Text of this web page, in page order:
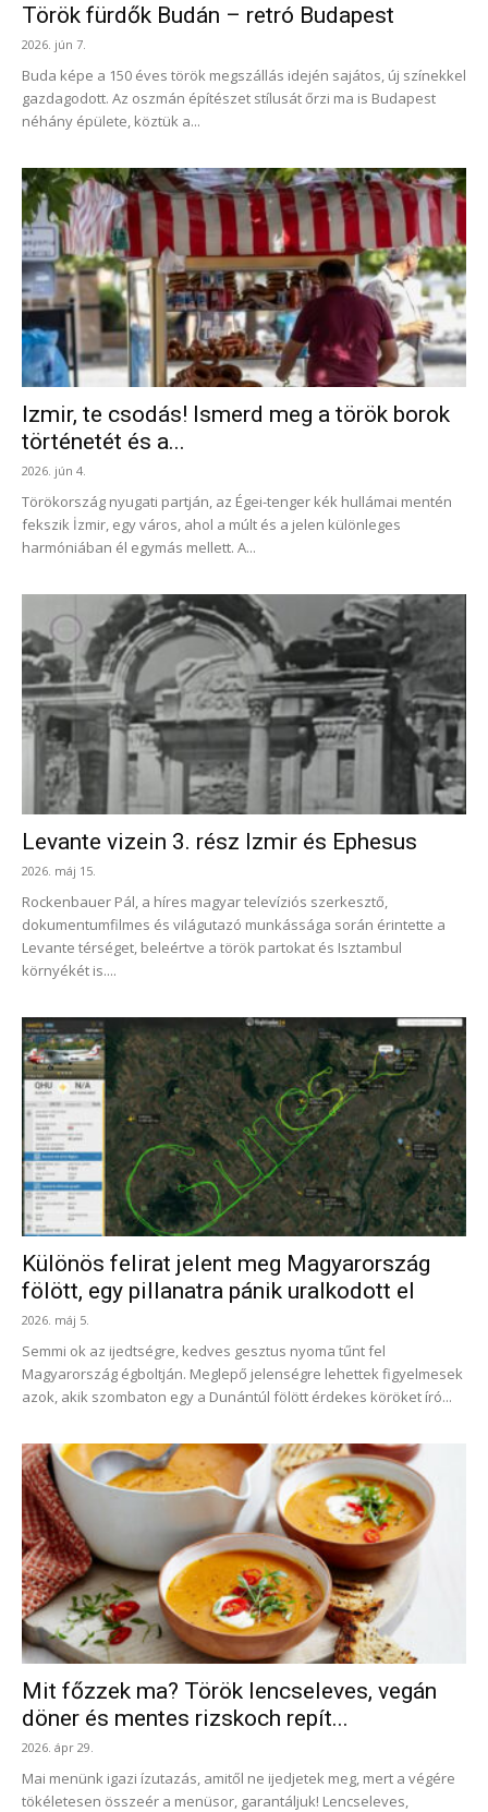
Török fürdők Budán – retró Budapest
2026. jún 7.
Buda képe a 150 éves török megszállás idején sajátos, új színekkel
gazdagodott. Az oszmán építészet stílusát őrzi ma is Budapest
néhány épülete, köztük a...
Izmir, te csodás! Ismerd meg a török borok
történetét és a...
2026. jún 4.
Törökország nyugati partján, az Égei-tenger kék hullámai mentén
fekszik İzmir, egy város, ahol a múlt és a jelen különleges
harmóniában él egymás mellett. A...
Levante vizein 3. rész Izmir és Ephesus
2026. máj 15.
Rockenbauer Pál, a híres magyar televíziós szerkesztő,
dokumentumfilmes és világutazó munkássága során érintette a
Levante térséget, beleértve a török partokat és Isztambul
környékét is....
Különös felirat jelent meg Magyarország
fölött, egy pillanatra pánik uralkodott el
2026. máj 5.
Semmi ok az ijedtségre, kedves gesztus nyoma tűnt fel
Magyarország égboltján. Meglepő jelenségre lehettek figyelmesek
azok, akik szombaton egy a Dunántúl fölött érdekes köröket író...
Mit főzzek ma? Török lencseleves, vegán
döner és mentes rizskoch repít...
2026. ápr 29.
Mai menünk igazi ízutazás, amitől ne ijedjetek meg, mert a végére
tökéletesen összeér a menüsor, garantáljuk! Lencseleves,